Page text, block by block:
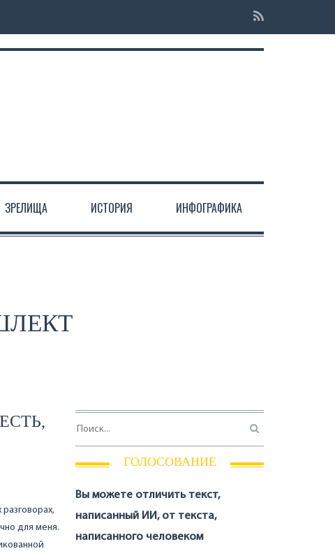
ЗРЕЛИЩА ИСТОРИЯ ИНФОГРАФИКА
для меня.
ГОЛОСОВАНИЕ
Вы можете отличить текст,
написанный ИИ, от текста,
написанного человеком